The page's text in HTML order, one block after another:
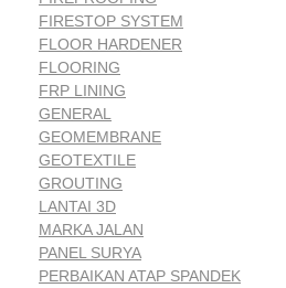
FIRESTOP SYSTEM
FLOOR HARDENER
FLOORING
FRP LINING
GENERAL
GEOMEMBRANE
GEOTEXTILE
GROUTING
LANTAI 3D
MARKA JALAN
PANEL SURYA
PERBAIKAN ATAP SPANDEK